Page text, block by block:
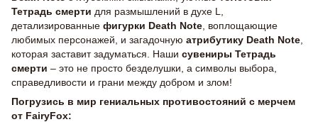
Тетрадь смерти для размышлений в духе L,
детализированные фигурки Death Note , воплощающие
любимых персонажей, и загадочную атрибутику Death Note
которая заставит задуматься. Наши сувениры Тетрадь
смерти – это не просто безделушки, а символы выбора,
справедливости и грани между добром и злом!
Погрузись в мир гениальных противостояний с мерчем
от FairyFox: